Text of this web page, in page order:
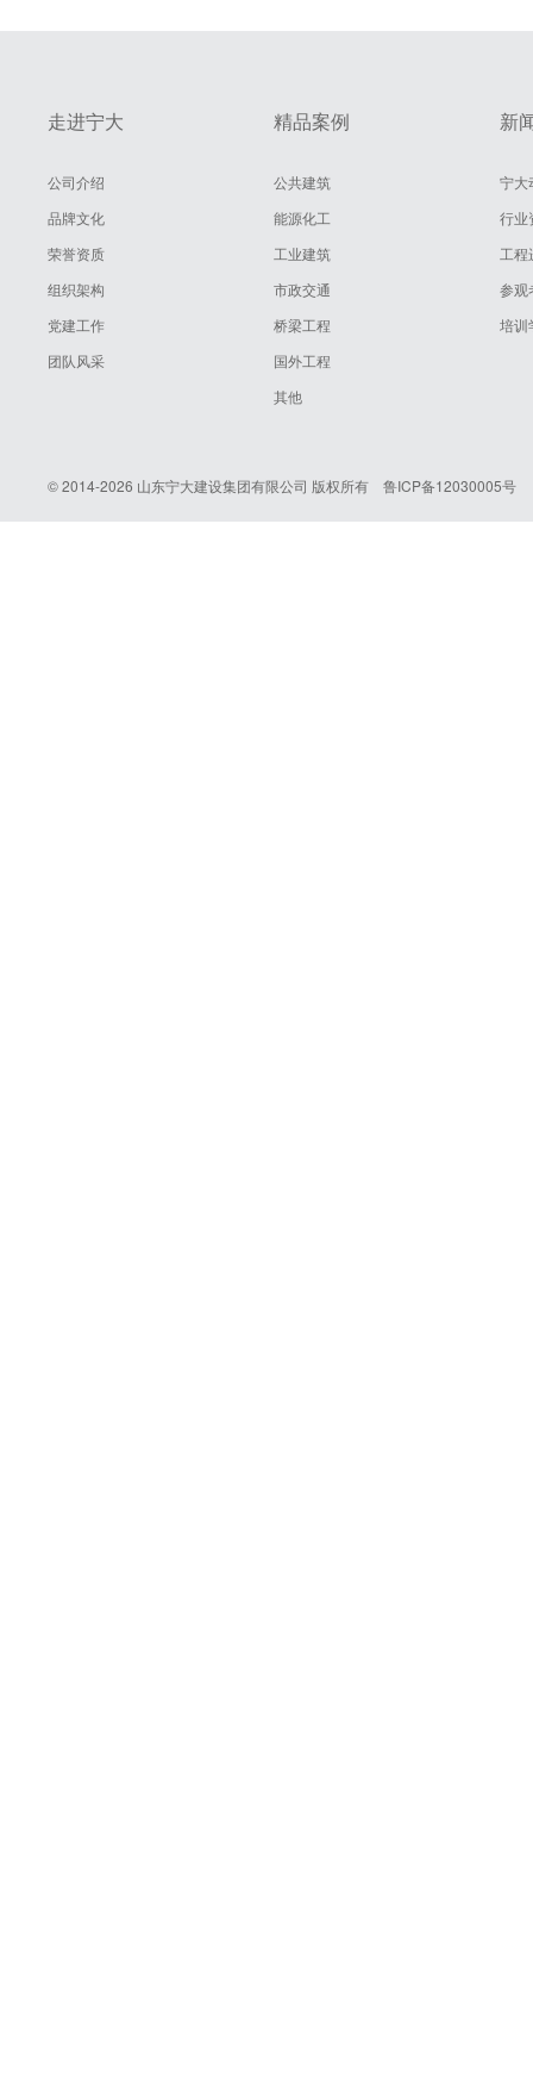
走进宁大
公司介绍
品牌文化
荣誉资质
组织架构
党建工作
团队风采
精品案例
公共建筑
能源化工
工业建筑
市政交通
桥梁工程
国外工程
其他
新
宁大
行业
工程
参观
培训
© 2014-2026 山东宁大建设集团有限公司 版权所有 鲁ICP备12030005号